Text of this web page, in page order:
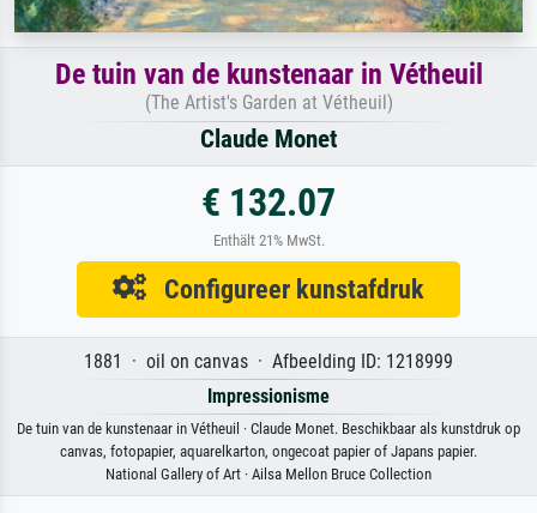
De tuin van de kunstenaar in Vétheuil
(The Artist's Garden at Vétheuil)
Claude Monet
€ 132.07
Enthält 21% MwSt.
Configureer kunstafdruk
1881 · oil on canvas · Afbeelding ID: 1218999
Impressionisme
De tuin van de kunstenaar in Vétheuil · Claude Monet. Beschikbaar als kunstdruk op
canvas, fotopapier, aquarelkarton, ongecoat papier of Japans papier.
National Gallery of Art · Ailsa Mellon Bruce Collection